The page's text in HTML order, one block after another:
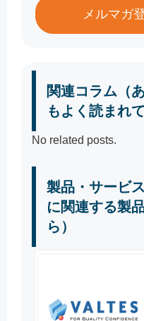
メルマガ
関連コラム（
もよく読まれ
No related posts.
製品・サービ
に関連する製
ら）